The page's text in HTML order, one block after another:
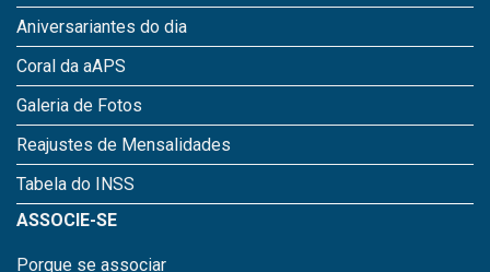
Aniversariantes do dia
Coral da aAPS
Galeria de Fotos
Reajustes de Mensalidades
Tabela do INSS
ASSOCIE-SE
Porque se associar